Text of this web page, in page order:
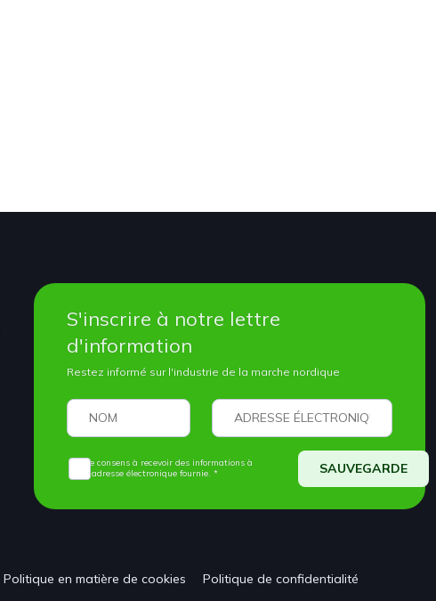
S'inscrire à notre lettre
d'information
Restez informé sur l'industrie de la marche nordique
Je consens à recevoir des informations à
l'adresse électronique fournie. *
SAUVEGARDE
Politique en matière de cookies
Politique de confidentialité